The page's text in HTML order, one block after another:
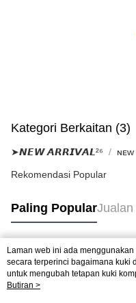
perjanjian menggunakan sistem
penggunaan OP Pay Later,
anda (termasuk nama, nombor
https://oppay.tw/userRule"
mudah alih boleh segera
(Hanya untuk nombor
dan kad prabayar)
2. Pilihan kaedah pembayaran
pesanan ditubuhkan, akan
transaksi Gogo, selepas
ansuran yang diingini, tarikh
Taiwan, Inc. dan AFTEE akan
penggunaan perkhidmatan.
kelulusan boleh sehingga
20% setahun akan dikenakan.
mendapatkan kebenaran
untuk menggunakan AFTEE.
Sila hubungi NP Taiwan Inc. di
oleh AFTEE, sila jangan
Kategori Berkaitan (3)
➤𝙉𝙀𝙒 𝘼𝙍𝙍𝙄𝙑𝘼𝙇²⁶ ɴᴇᴡ
Rekomendasi Popular
Paling Popular
Tag Popular
Laman web ini ada
secara terperinci bagaimana kuki
untuk mengubah tetapan kuki
menggunakan kuki di komputer
Butiran >